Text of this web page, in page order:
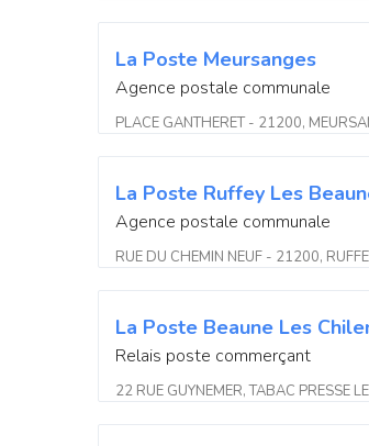
La Poste Meursanges
Agence postale communale
PLACE GANTHERET - 21200,
La Poste Ruffey Les
Agence postale communale
RUE DU CHEMIN NEUF - 21200,
La Poste Beaune Les
Relais poste commerçant
22 RUE GUYNEMER, TABAC PRESSE